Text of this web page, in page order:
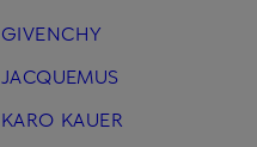
GIVENCHY
JACQUEMUS
KARO KAUER